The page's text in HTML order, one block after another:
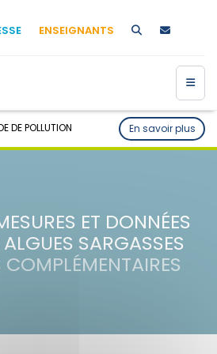
ENSEIGNANTS
DE POLLUTION En savoir plus
ET DONNÉES
SARGASSES
COMPLÉMENTAIRES